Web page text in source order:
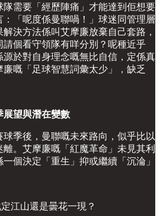
需要「經歷陣痛」才能達到佢想要
「呢度係曼聯喎！」球迷同管理層
決方法係叫艾摩廉放棄自己套路，
個看守領隊有咩分別？呢種近乎
源於對自身理念嘅無比自信，定係真
嘅「足球智慧詞彙太少」，缺乏
望與潛在變數
季後，曼聯嘅未來路向，似乎比以
。艾摩廉嘅「紅魔革命」未見其利
個決定「重生」抑或繼續「沉淪」
江山還是曇花一現？